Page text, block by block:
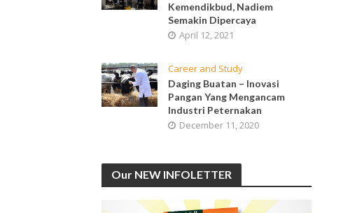
Kemendikbud, Nadiem
Semakin Dipercaya
April 12, 2021
Career and Study
Daging Buatan – Inovasi
Pangan Yang Mengancam
Industri Peternakan
December 11, 2020
Our NEW INFOLETTER